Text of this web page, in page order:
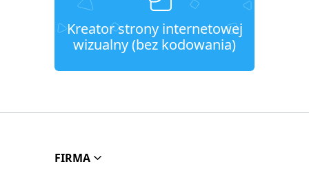
Kreator strony internetowej
wizualny (bez kodowania)
FIRMA